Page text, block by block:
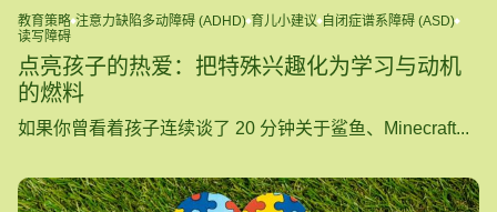
教育策略 注意力缺陷多动障碍 (ADHD) 育儿小建议 自闭症谱系障碍 (ASD)
读写障碍
点亮孩子的热爱：把特殊兴趣化为学习与动机
的燃料
如果你曾看着孩子连续谈了 20 分钟关于鲨鱼、Minecraft...